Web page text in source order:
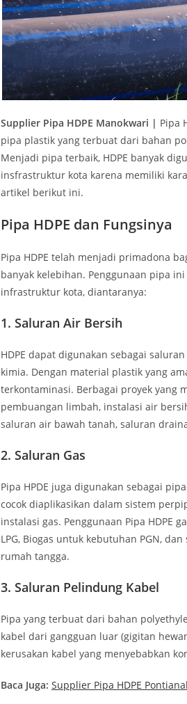
Supplier Pipa HDPE Manokwari | Pipa
pipa plastik yang terbuat dari bahan
Menjadi pipa terbaik, HDPE banyak
insfrastruktur kota karena memiliki
artikel berikut ini.
Pipa HDPE dan Fungsinya
Pipa HDPE telah menjadi primadona
banyak kelebihan. Penggunaan pipa
infrastruktur kota, diantaranya:
1. Saluran Air Bersih
HDPE dapat digunakan sebagai
kimia. Dengan material plastik yang
terkontaminasi. Berbagai proyek yang
pembuangan limbah, instalasi air
saluran air bawah tanah, saluran
2. Saluran Gas
Pipa HPDE juga digunakan sebagai
cocok diaplikasikan dalam sistem
instalasi gas. Penggunaan Pipa HDPE
LPG, Biogas untuk kebutuhan PGN,
rumah tangga.
3. Saluran Pelindung Kabel
Pipa yang terbuat dari bahan
kabel dari gangguan luar (gigitan
kerusakan kabel yang menyebabkan
Baca Juga: Supplier Pipa HDPE